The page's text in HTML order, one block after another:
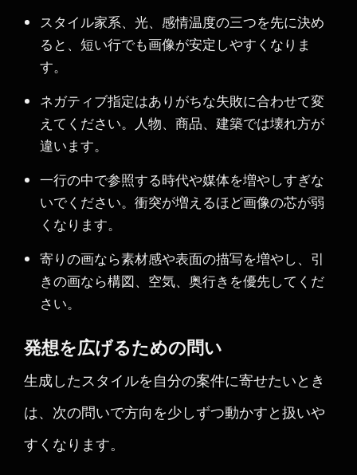
スタイル家系、光、感情温度の三つを先に決め
ると、短い行でも画像が安定しやすくなりま
す。
ネガティブ指定はありがちな失敗に合わせて変
えてください。人物、商品、建築では壊れ方が
違います。
一行の中で参照する時代や媒体を増やしすぎな
いでください。衝突が増えるほど画像の芯が弱
くなります。
寄りの画なら素材感や表面の描写を増やし、引
きの画なら構図、空気、奥行きを優先してくだ
さい。
発想を広げるための問い
生成したスタイルを自分の案件に寄せたいとき
は、次の問いで方向を少しずつ動かすと扱いや
すくなります。